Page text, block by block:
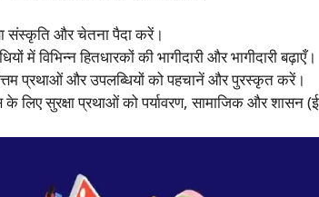
संस्कृति और चेतना पैदा करें।
में विभिन्न हितधारकों की भागीदारी और भागीदारी बढ़ाएँ।
प्रथाओं और उपलब्धियों को पहचानें और पुरस्कृत करें।
लिए सुरक्षा प्रथाओं को पर्यावरण, सामाजिक और शासन